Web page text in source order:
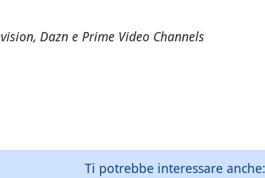
Dazn e Prime Video Channels
Ti potrebbe interessare anche: